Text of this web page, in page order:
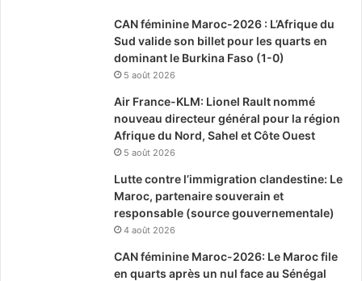
CAN féminine Maroc-2026 : L’Afrique du
Sud valide son billet pour les quarts en
dominant le Burkina Faso (1-0)
5 août 2026
Air France-KLM: Lionel Rault nommé
nouveau directeur général pour la région
Afrique du Nord, Sahel et Côte Ouest
5 août 2026
Lutte contre l’immigration clandestine: Le
Maroc, partenaire souverain et
responsable (source gouvernementale)
4 août 2026
CAN féminine Maroc-2026: Le Maroc file
en quarts après un nul face au Sénégal